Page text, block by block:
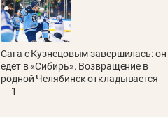
Сага с Кузнецовым завершилась: он
едет в «Сибирь». Возвращение в
родной Челябинск откладывается
1